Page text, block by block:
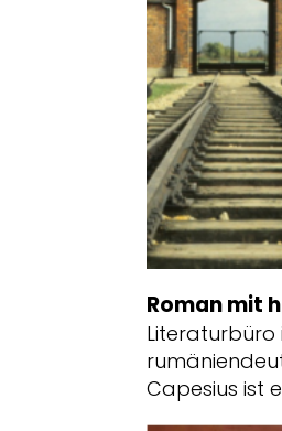
Romanmit
Literaturbüro
Capesius ist